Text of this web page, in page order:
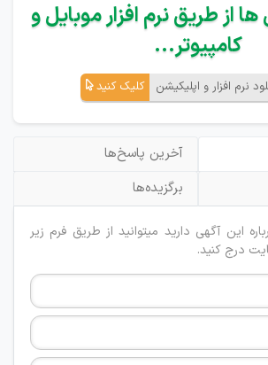
از طریق نرم افزار موبایل و
کامپیوتر...
نرم افزار و اپلیکیشن کلیک کنید
آخرین پاسخ‌ها
برگزیده‌ها
این آگهی دارید میتوانید از طریق فرم زیر
درج کنید.